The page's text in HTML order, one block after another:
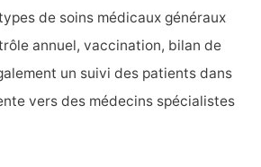
de soins médicaux généraux
annuel, vaccination, bilan de
un suivi des patients dans
vers des médecins spécialistes